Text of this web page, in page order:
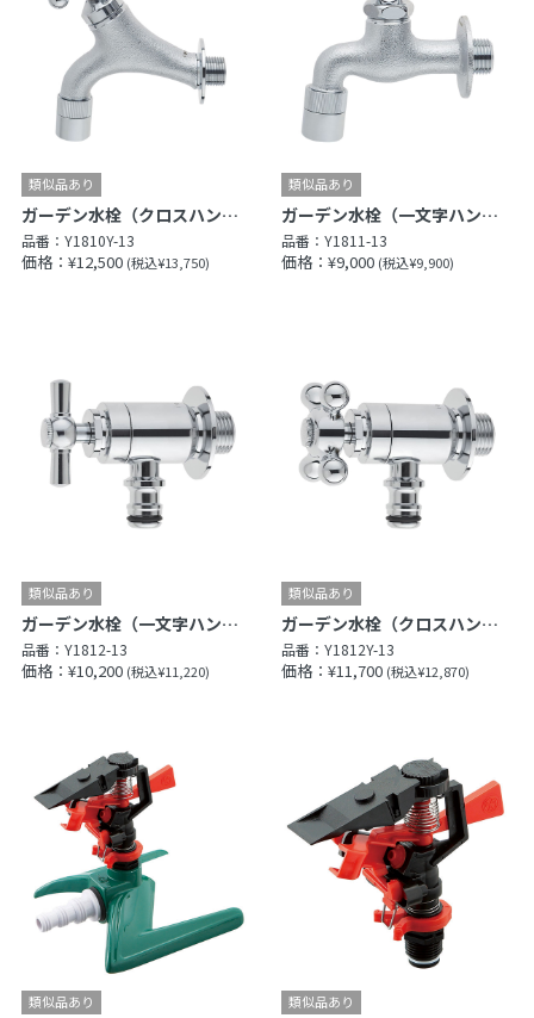
ガーデン水栓（クロスハンドル）（固定コマ仕様）
品番： Y1810Y-13
価格：¥12,500 (税込¥13,750)
ガーデン水栓（一文字ハンドル）（固定コマ仕様）
品番：Y1811-13
価格：¥9,000 (税込¥9,900)
ガーデン水栓（一文字ハンドル）（固定コマ仕様）
品番： Y1812-13
価格：¥10,200 (税込¥11,220)
ガーデン水栓（クロスハンドル）（固定コマ仕様）
品番：Y1812Y-13
価格：¥11,700 (税込¥12,870)